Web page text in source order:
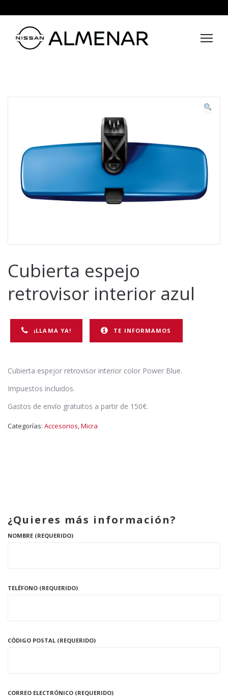
Cubierta espejo
retrovisor interior azul
¡LLAMA YA! TE INFORMAMOS
Cubierta espejor retrovisor interior color Power Blue.
Impuestos incluidos.
Gastos de envío gratuitos a partir de 150€.
Categorías: Accesorios,Micra
¿Quieres más información?
NOMBRE (REQUERIDO)
TELÉFONO (REQUERIDO)
CÓDIGO POSTAL (REQUERIDO)
CORREO ELECTRÓNICO (REQUERIDO)